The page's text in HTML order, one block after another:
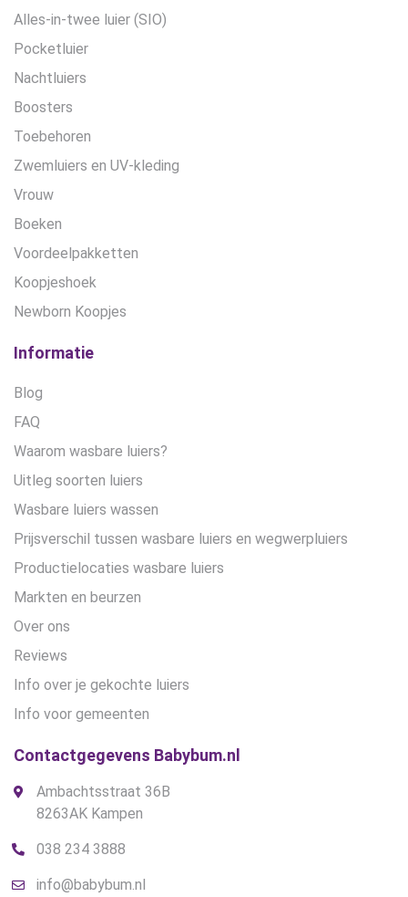
Alles-in-twee luier (SIO)
Pocketluier
Nachtluiers
Boosters
Toebehoren
Zwemluiers en UV-kleding
Vrouw
Boeken
Voordeelpakketten
Koopjeshoek
Newborn Koopjes
Informatie
Blog
FAQ
Waarom wasbare luiers?
Uitleg soorten luiers
Wasbare luiers wassen
Prijsverschil tussen wasbare luiers en wegwerpluiers
Productielocaties wasbare luiers
Markten en beurzen
Over ons
Reviews
Info over je gekochte luiers
Info voor gemeenten
Contactgegevens Babybum.nl
Ambachtsstraat 36B
8263AK Kampen
038 234 3888
info@babybum.nl